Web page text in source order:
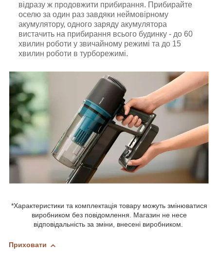
відразу ж продовжити прибирання. Прибирайте
оселю за один раз завдяки неймовірному
акумулятору, одного заряду акумулятора
вистачить на прибирання всього будинку - до 60
хвилин роботи у звичайному режимі та до 15
хвилин роботи в турборежимі.
*Характеристики та комплектація товару можуть змінюватися
виробником без повідомлення. Магазин не несе
відповідальність за зміни, внесені виробником.
Приховати